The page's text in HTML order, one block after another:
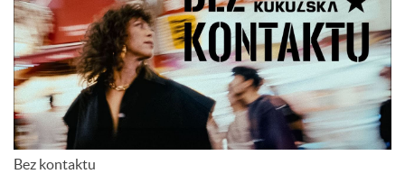
Bez kontaktu